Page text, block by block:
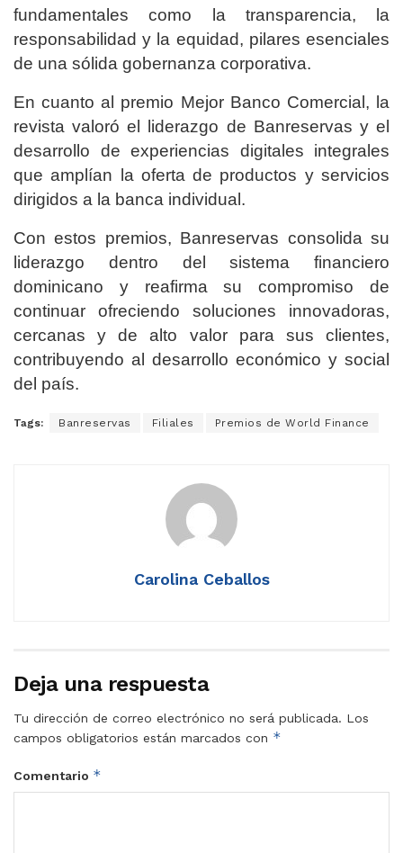
fundamentales como la transparencia, la
responsabilidad y la equidad, pilares esenciales
de una sólida gobernanza corporativa.
En cuanto al premio Mejor Banco Comercial, la
revista valoró el liderazgo de Banreservas y el
desarrollo de experiencias digitales integrales
que amplían la oferta de productos y servicios
dirigidos a la banca individual.
Con estos premios, Banreservas consolida su
liderazgo dentro del sistema financiero
dominicano y reafirma su compromiso de
continuar ofreciendo soluciones innovadoras,
cercanas y de alto valor para sus clientes,
contribuyendo al desarrollo económico y social
del país.
Tags: Banreservas Filiales Premios de World Finance
Carolina Ceballos
Deja una respuesta
Tu dirección de correo electrónico no será publicada. Los
campos obligatorios están marcados con *
Comentario *